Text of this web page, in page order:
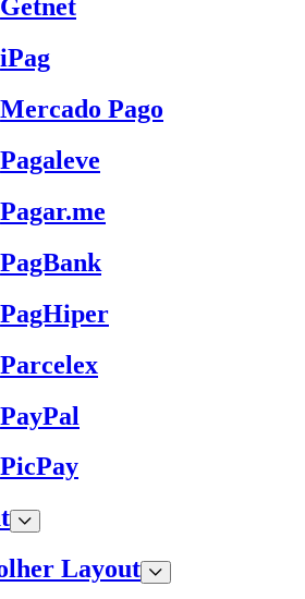
Getnet
iPag
Mercado Pago
Pagaleve
Pagar.me
PagBank
PagHiper
Parcelex
PayPal
PicPay
Layout